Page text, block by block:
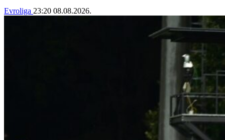
Evroliga 23:20 08.08.2026.